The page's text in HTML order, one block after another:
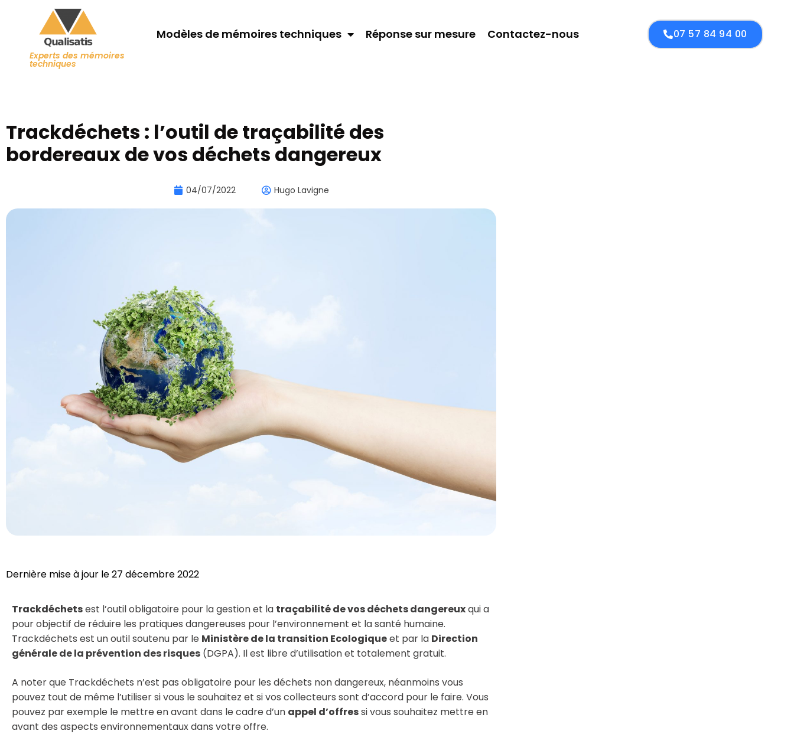
Experts des mémoires
techniques
Modèles de mémoires techniques Réponse sur mesure Contactez-nous 07 57 84 94 00
Trackdéchets : l’outil de traçabilité des
bordereaux de vos déchets dangereux
04/07/2022 Hugo Lavigne
Dernière mise à jour le 27 décembre 2022
Trackdéchetsest l’outil obligatoire pour la gestion et la traçabilité de vos déchets dangereuxqui a
pour objectif de réduire les pratiques dangereuses pour l’environnement et la santé humaine.
Trackdéchets est un outil soutenu par le Ministère de la transition Ecologiqueet par la Direction
générale de la prévention des risques (DGPA). Il est libre d’utilisation et totalement gratuit.
A noter que Trackdéchets n’est pas obligatoire pour les déchets non dangereux, néanmoins vous
pouvez tout de même l’utiliser si vous le souhaitez et si vos collecteurs sont d’accord pour le faire. Vous
pouvez par exemple le mettre en avant dans le cadre d’un appel d’offressi vous souhaitez mettre en
avant des aspects environnementaux dans votre offre.